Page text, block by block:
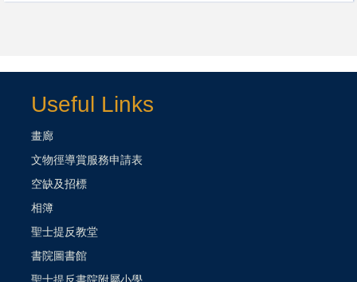
Useful Links
畫廊
文物徑導賞服務申請表
空缺及招標
相簿
聖士提反教堂
書院圖書館
聖士提反書院附屬小學